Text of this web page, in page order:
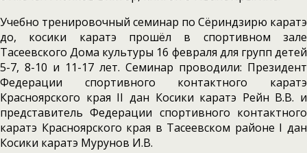
Учебно тренировочный семинар по Сёриндзирю каратэ
до, косики каратэ прошёл в спортивном зале
Тасеевского Дома культуры 16 февраля для групп детей
5-7, 8-10 и 11-17 лет. Семинар проводили: Президент
Федерации спортивного контактного каратэ
Красноярского края II дан Косики каратэ Рейн В.В. и
представитель Федерации спортивного контактного
каратэ Красноярского края в Тасеевском районе I дан
Косики каратэ Мурунов И.В.